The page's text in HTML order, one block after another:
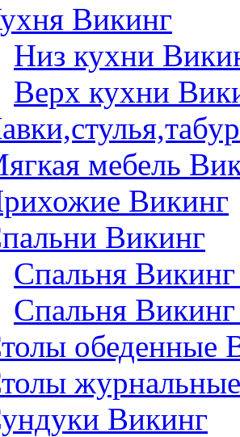
Викинг
Низ кухни
Верх кухни
мебель
Викинг
Викинг
Спальня
Спальня
обеденные
Викинг